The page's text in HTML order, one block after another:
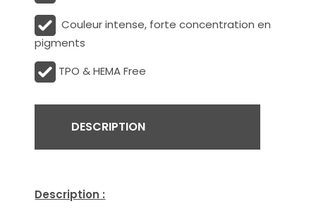
Couleur intense, forte concentration en
pigments
TPO & HEMA Free
DESCRIPTION
Description :